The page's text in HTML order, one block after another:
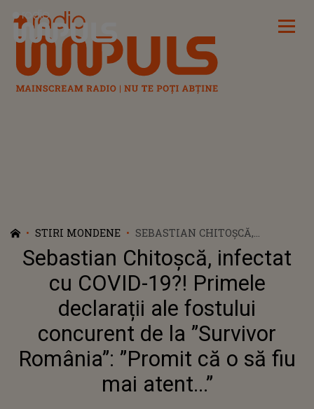
Radio Impuls
STIRI MONDENE
SEBASTIAN CHITOȘCĂ,
INFECTAT CU COVID-19?!
PRIMELE DECLARAȚII ALE
FOSTULUI CONCURENT DE LA
”SURVIVOR ROMÂNIA”: ”PROMIT
CĂ O SĂ FIU MAI ATENT...”
Sebastian Chitoșcă, infectat
cu COVID-19?! Primele
declarații ale fostului
concurent de la ”Survivor
România”: ”Promit că o să fiu
mai atent...”